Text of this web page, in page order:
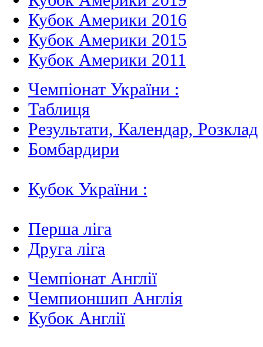
Кубок Америки 2016
Кубок Америки 2015
Кубок Америки 2011
Чемпіонат України :
Таблиця
Результати, Календар, Poзклад
Бомбардири
Кубок України :
Перша ліга
Друга ліга
Чемпіонат Англії
Чемпионшип Англія
Кубок Англії